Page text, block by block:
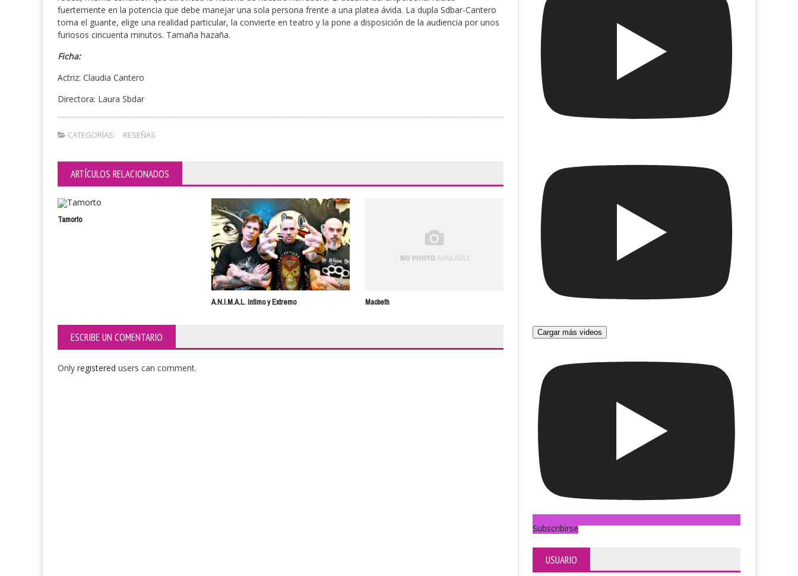
fuertemente en la potencia que debe manejar una sola persona frente a una platea ávida. La dupla Sdbar-Cantero
toma el guante, elige una realidad particular, la convierte en teatro y la pone a disposición de la audiencia por unos
furiosos cincuenta minutos. Tamaña hazaña.
Ficha:
Actriz: Claudia Cantero
Directora: Laura Sbdar
CATEGORÍAS: RESEÑAS
ARTÍCULOS RELACIONADOS
Tamorto
A.N.I.M.A.L. Intimo y Extremo Macbeth
Una película sin Julie
ESCRIBE UN COMENTARIO
Only registered users can comment.
Cargar más videos
Subscribirse
USUARIO